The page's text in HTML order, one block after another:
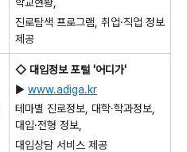
학교현황,
진로탐색 프로그램, 취업·직업 정보
제공
◇ 대입정보 포털 '어디가'
▶ www.adiga.kr
테마별 진로정보, 대학·학과정보,
대입·전형 정보,
대입상담 서비스 제공